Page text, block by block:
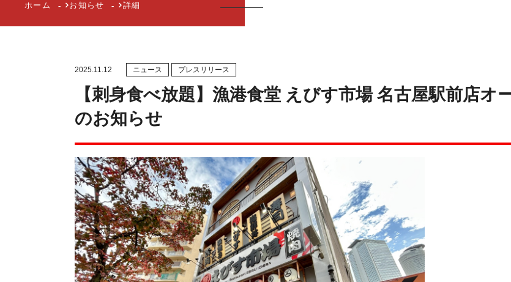
ホーム お知らせ 詳細
2025.11.12 ニュース プレスリリース
【刺身食べ放題】漁港食堂 えびす市場 名古屋駅前店オ
のお知らせ